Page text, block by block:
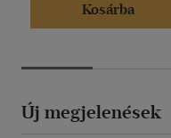
Kosárba
Új megjelenések